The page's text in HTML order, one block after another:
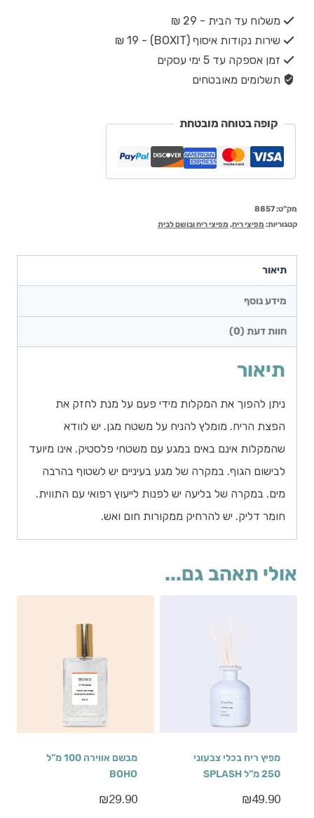
משלוח עד הבית - 29 ₪
שירות נקודות איסוף (BOXIT) - 19 ₪
זמן אספקה עד 5 ימי עסקים
תשלומים מאובטחים
קופה בטוחה מובטחת
מק"ט:8857
קטגוריות: מפיצי ריח, מפיצי ריח ובושם לבית
תיאור
מידע נוסף
חוות דעת (0)
תיאור
ניתן להפוך את המקלות מידי פעם על מנת לחזק את
הפצת הריח. מומלץ להניח על משטח מגן. יש לוודא
שהמקלות אינם באים במגע עם משטחי פלסטיק. אינו מיועד
לבישום הגוף. במקרה של מגע בעיניים יש לשטוף בהרבה
מים. במקרה של בליעה יש לפנות לייעוץ רפואי עם התווית.
חומר דליק. יש להרחיק ממקורות חום ואש.
אולי תאהב גם...
מפיץ ריח בכלי צבעוני
250 מ”ל SPLASH
₪49.90
מבשם אווירה 100 מ”ל
BOHO
₪29.90